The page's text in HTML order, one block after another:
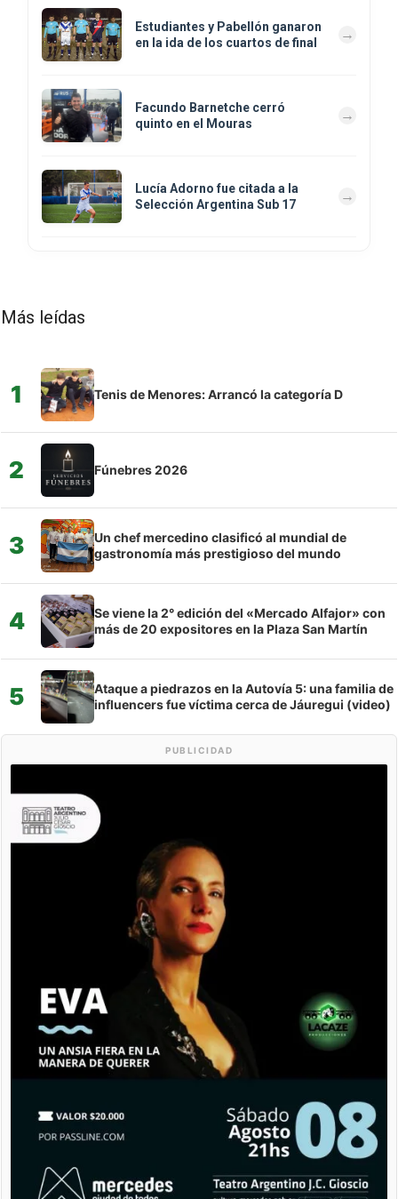
Estudiantes y Pabellón ganaron
en la ida de los cuartos de final
Facundo Barnetche cerró
quinto en el Mouras
Lucía Adorno fue citada a la
Selección Argentina Sub 17
Más leídas
1 Tenis de Menores: Arrancó la categoría D
2 Fúnebres 2026
3
Un chef mercedino clasificó al mundial de
gastronomía más prestigioso del mundo
4
Se viene la 2° edición del «Mercado Alfajor» con
más de 20 expositores en la Plaza San Martín
5
Ataque a piedrazos en la Autovía 5: una familia de
influencers fue víctima cerca de Jáuregui (video)
PUBLICIDAD